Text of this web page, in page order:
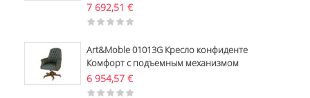
7 692,51 €
Art&Moble 01013G Кресло конфиденте
Комфорт с подъемным механизмом
6 954,57 €